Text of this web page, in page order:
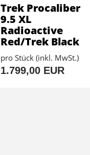
Trek Procaliber
9.5 XL
Radioactive
Red/Trek Black
pro Stück (inkl. MwSt.)
1.799,00 EUR